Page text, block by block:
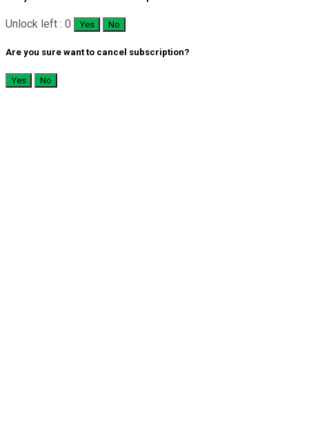
Unlock left : 0 Yes No
Are you sure want to cancel subscription?
Yes No